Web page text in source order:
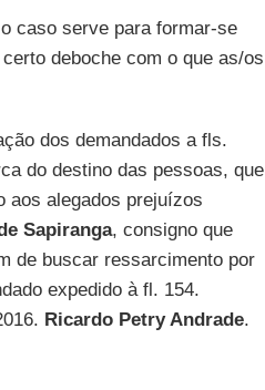
caso serve para formar-se
deboche com o que as/os
dos demandados a fls.
do destino das pessoas, que
aos alegados prejuízos
Sapiranga, consigno que
de buscar ressarcimento por
expedido à fl. 154.
Ricardo Petry Andrade.